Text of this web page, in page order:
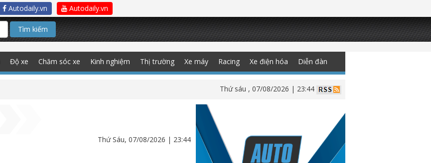
Autodaily.vn Autodaily.vn
Tìm kiếm
Độ xe Chăm sóc xe Kinh nghiệm Thị trường Xe máy Racing Xe điện hóa Diễn đàn
Thứ sáu , 07/08/2026 | 23:44
Thứ Sáu, 07/08/2026 | 23:44